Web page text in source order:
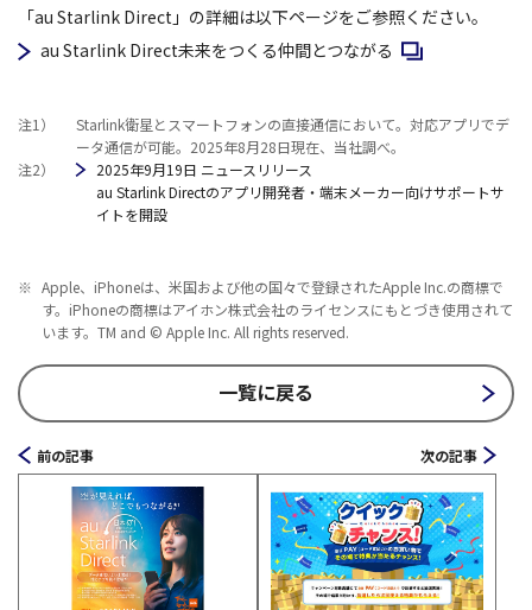
「au Starlink Direct」の詳細は以下ページをご参照ください。
au Starlink Direct未来をつくる仲間とつながる 新規ウィンドウで
注1）
Starlink衛星とスマートフォンの直接通信において。対応アプリでデ
ータ通信が可能。2025年8月28日現在、当社調べ。
注2）
2025年9月19日 ニュースリリース
au Starlink Directのアプリ開発者・端末メーカー向けサポートサ
イトを開設
※ Apple、iPhoneは、米国および他の国々で登録されたApple Inc.の商標で
す。iPhoneの商標はアイホン株式会社のライセンスにもとづき使用されて
います。TM and © Apple Inc. All rights reserved.
一覧に戻る
前の記事 次の記事